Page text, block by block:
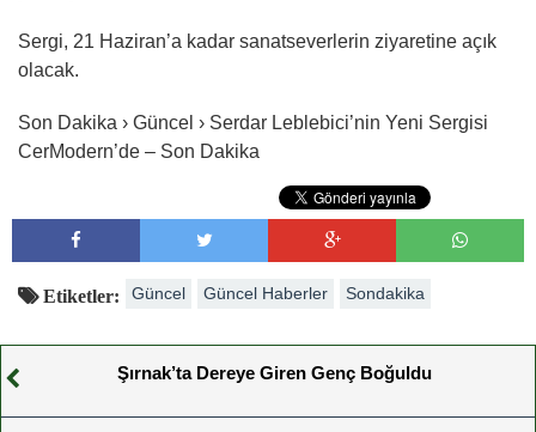
Sergi, 21 Haziran’a kadar sanatseverlerin ziyaretine açık
olacak.
Son Dakika › Güncel › Serdar Leblebici’nin Yeni Sergisi
CerModern’de – Son Dakika
Etiketler: Güncel Güncel Haberler Sondakika
Şırnak’ta Dereye Giren Genç Boğuldu